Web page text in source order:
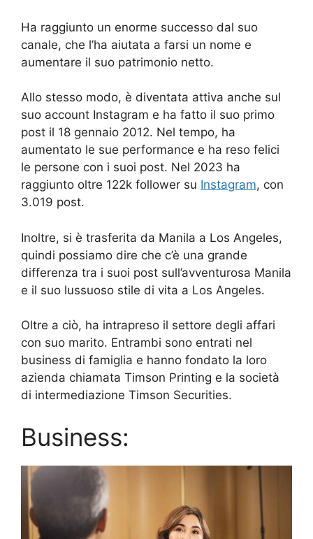
Ha raggiunto un enorme successo dal suo
canale, che l’ha aiutata a farsi un nome e
aumentare il suo patrimonio netto.
Allo stesso modo, è diventata attiva anche sul
suo account Instagram e ha fatto il suo primo
post il 18 gennaio 2012. Nel tempo, ha
aumentato le sue performance e ha reso felici
le persone con i suoi post. Nel 2023 ha
raggiunto oltre 122k follower su Instagram, con
3.019 post.
Inoltre, si è trasferita da Manila a Los Angeles,
quindi possiamo dire che c’è una grande
differenza tra i suoi post sull’avventurosa Manila
e il suo lussuoso stile di vita a Los Angeles.
Oltre a ciò, ha intrapreso il settore degli affari
con suo marito. Entrambi sono entrati nel
business di famiglia e hanno fondato la loro
azienda chiamata Timson Printing e la società
di intermediazione Timson Securities.
Business: